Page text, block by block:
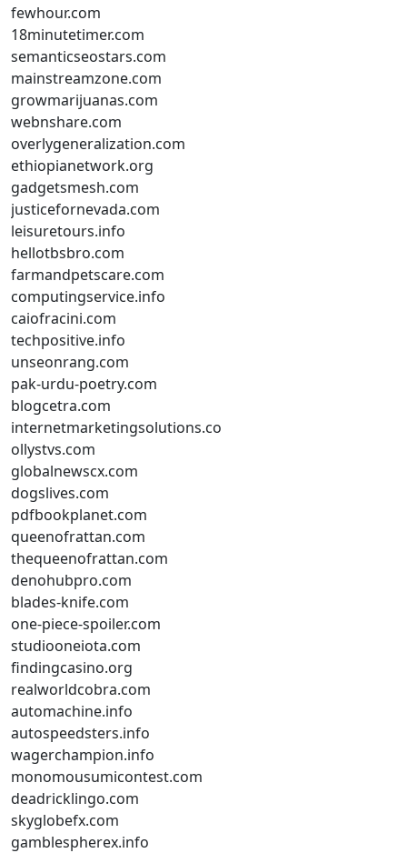
fewhour.com
18minutetimer.com
semanticseostars.com
mainstreamzone.com
growmarijuanas.com
webnshare.com
overlygeneralization.com
ethiopianetwork.org
gadgetsmesh.com
justicefornevada.com
leisuretours.info
hellotbsbro.com
farmandpetscare.com
computingservice.info
caiofracini.com
techpositive.info
unseonrang.com
pak-urdu-poetry.com
blogcetra.com
internetmarketingsolutions.co
ollystvs.com
globalnewscx.com
dogslives.com
pdfbookplanet.com
queenofrattan.com
thequeenofrattan.com
denohubpro.com
blades-knife.com
one-piece-spoiler.com
studiooneiota.com
findingcasino.org
realworldcobra.com
automachine.info
autospeedsters.info
wagerchampion.info
monomousumicontest.com
deadricklingo.com
skyglobefx.com
gamblespherex.info